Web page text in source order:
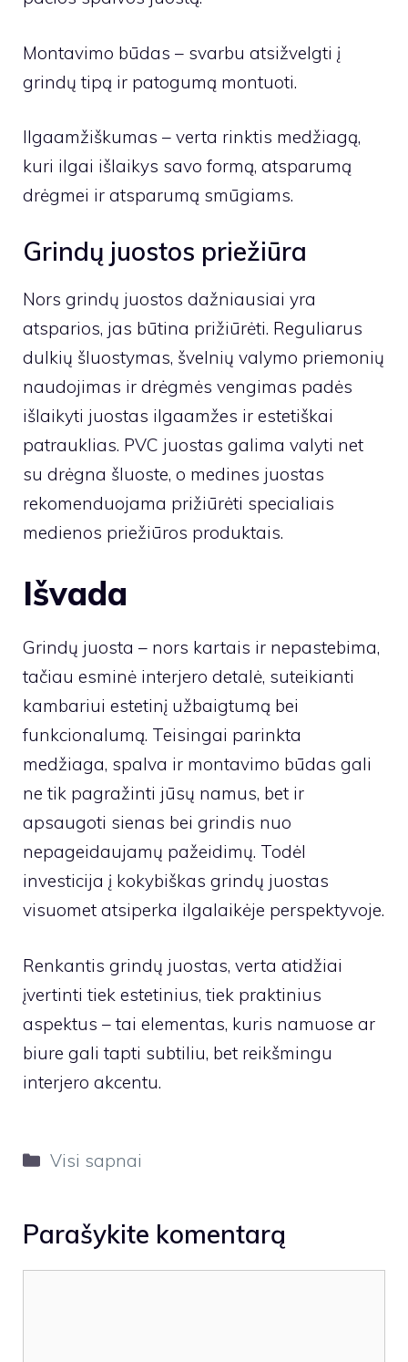
Montavimo būdas – svarbu atsižvelgti į
grindų tipą ir patogumą montuoti.
Ilgaamžiškumas – verta rinktis medžiagą,
kuri ilgai išlaikys savo formą, atsparumą
drėgmei ir atsparumą smūgiams.
Grindų juostos priežiūra
Nors grindų juostos dažniausiai yra
atsparios, jas būtina prižiūrėti. Reguliarus
dulkių šluostymas, švelnių valymo priemonių
naudojimas ir drėgmės vengimas padės
išlaikyti juostas ilgaamžes ir estetiškai
patrauklias. PVC juostas galima valyti net
su drėgna šluoste, o medines juostas
rekomenduojama prižiūrėti specialiais
medienos priežiūros produktais.
Išvada
Grindų juosta – nors kartais ir nepastebima,
tačiau esminė interjero detalė, suteikianti
kambariui estetinį užbaigtumą bei
funkcionalumą. Teisingai parinkta
medžiaga, spalva ir montavimo būdas gali
ne tik pagražinti jūsų namus, bet ir
apsaugoti sienas bei grindis nuo
nepageidaujamų pažeidimų. Todėl
investicija į kokybiškas grindų juostas
visuomet atsiperka ilgalaikėje perspektyvoje.
Renkantis grindų juostas, verta atidžiai
įvertinti tiek estetinius, tiek praktinius
aspektus – tai elementas, kuris namuose ar
biure gali tapti subtiliu, bet reikšmingu
interjero akcentu.
Kategorijos
Visi sapnai
Parašykite komentarą